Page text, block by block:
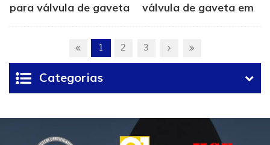
para válvula de gaveta
tipo FC
válvula de gaveta em
PTFE
1 2 3
Categorias